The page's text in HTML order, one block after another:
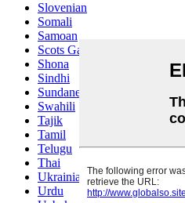
Slovenian
Somali
Samoan
Scots Gaelic
Shona
Sindhi
Sundanese
Swahili
Tajik
Tamil
Telugu
Thai
Ukrainian
Urdu